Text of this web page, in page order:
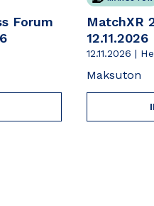
Forum
MatchXR
12.11.2026
12.11.2026 |
Maksuton